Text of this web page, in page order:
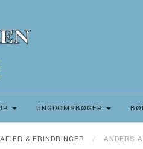
UNGDOMSBØGER
& ERINDRINGER ANDERS